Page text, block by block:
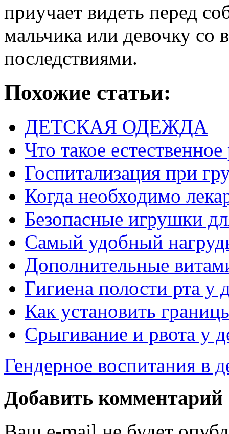
приучает видеть перед
мальчика или девочку
последствиями.
Похожие статьи:
ДЕТСКАЯ ОДЕЖДА
Что такое
Госпитализация при
Когда необходимо
Безопасные игрушки
Самый удобный
Дополнительные
Гигиена полости рта у
Как установить
Срыгивание и рвота у
Гендерное воспитания в
Добавить комментарий